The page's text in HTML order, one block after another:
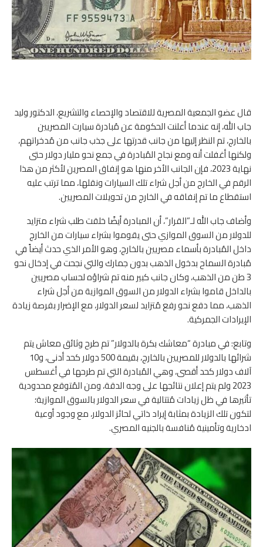
قال عضو الجمعية المصرية للاقتصاد والإحصاء والتشريع، الدكتور وليد
جاب الله، إنه عندما أعلنت الحكومة عن مُبادرة سيارت المصريين
بالخارج، تم النظر إليها من جانب قدرتها على جذب جانب من مُدخراتهم،
ولكنها أغفلت أنه ومع نجاح المُبادرة في جمع نحو مليار دولار حتى
نهاية 2023، فإن الجانب الأخر منها هو إنفاق المصرين لأكثر من هذا
الرقم في الخارج من أجل شراء تلك السيارات ونقلها، مما ترتب عليه
استقطاع ما تم إنفاقه في الخارج من تحويلات المصريين.
وأضاف جاب الله لـ”القرار”، أن المبادرة أيضًا خلقت طلب شراء متزايد
للدولار من السوق الموازي حتى يقوموا بشراء سيارات من الخارج
داخل المُبادرة بأسماء مصريين بالخارج، وهو الأمر الذي حدث أيضاً في
مُبادرة السماح بدخول الذهب بدون جمارك والتي نجحت في إدخال نحو
3 طن من الذهب، وكان جانب كبير منه تم شراؤه لحساب مصريين
بالداخل قاموا بشراء الدولار من السوق الموازية من أجل شراء
الذهب، مما دفع نحو رفع مُتزايد لسعر الدولار، مع الإضرار بفرصة زيادة
الإيرادات الجمركية.
وتابع: في مبادرة “معاشك بكرة بالدولار” تم طرح وثائق معاش يتم
شرائها بالدولار للمصريين بالخارج، بقيمة 500 دولار كحد أدنى، و10
آلاف دولار كحد أقصى، وهي المُبادرة التي تم طرحها في أغسطس
2023 ولم يتم إعلان نتائجها على وجه الدقة، ومن المُتوقع محدودية
تأثيرها في ظل زيادات مُتتالية في سعر الدولار بالسوق الموازية؛
لتكون تلك الزيادة بمثابة إيراد ذاتي لحائز الدولار، مع وجود أوعية
ادخارية وتأمينية مُنافسة بالجنيه المصري.